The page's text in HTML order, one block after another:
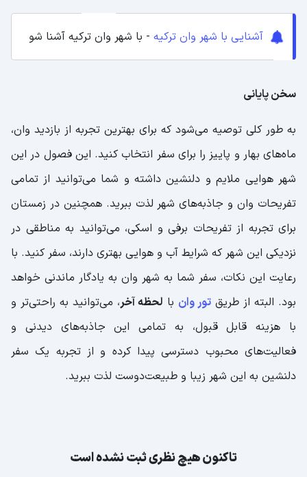
آشنایی با شهر وان ترکیه - با شهر وان ترکیه آشنا شو
سخن پایانی
به طور کلی توصیه می‌شود که برای بهترین تجربه از بازدید وان،
ماه‌های بهار و پاییز را برای سفر انتخاب کنید. این فصول در این
شهر هوایی ملایم و دلنشین داشته و شما می‌توانید از تمامی
تفریحات وان و جاذبه‌های شهر لذت ببرید. همچنین در زمستان
برای تجربه از تفریحات برفی و اسکی، می‌توانید به مناطقی در
نزدیکی این شهر که شرایط آب و هوایی بهتری دارند، سفر کنید. با
رعایت این نکات، سفر شما به شهر وان به یادگار ماندنی خواهد
بود. البته از طریقتور وان با لحظه آخر، می‌توانید به راحتی‌تر و
با هزینه قابل قبول، به تمامی این جاذبه‌های دیدنی و
فعالیت‌های محبوب دسترسی پیدا کرده و از تجربه یک سفر
دلنشین به این شهر زیبا و طبیعت‌دوست لذت ببرید.
تاکنون هیچ نظری ثبت نشده است